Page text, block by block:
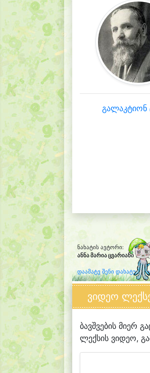
გალაკტიონ
ნახატის ავტორი:
ანნა მარია ცვარიანი(9
დაამატე შენი დახატული
ვიდეო
ბავშვების მიერ
ლექსის ვიდეო,